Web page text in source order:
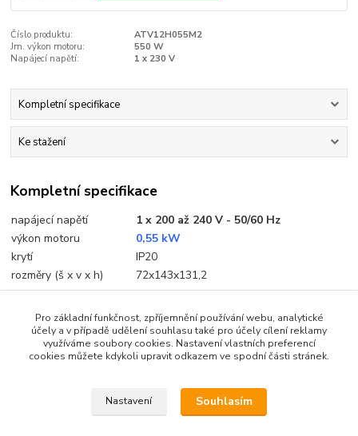
Číslo produktu:
ATV12H055M2
Jm. výkon motoru:
550 W
Napájecí napětí:
1 x 230 V
Kompletní specifikace
Ke stažení
Kompletní specifikace
napájecí napětí
1 x 200 až 240 V - 50/60 Hz
výkon motoru
0,55 kW
krytí
IP20
rozměry (š x v x h)
72x143x131,2
Ke stažení
Pro základní funkčnost, zpříjemnění používání webu, analytické
účely a v případě udělení souhlasu také pro účely cílení reklamy
využíváme soubory cookies. Nastavení vlastních preferencí
cookies můžete kdykoli upravit odkazem ve spodní části stránek.
Nastavení Souhlasím